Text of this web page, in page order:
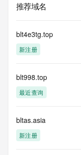
推荐域名
blt4e3tg.top
新注册
blt998.top
最近查询
bltas.asia
新注册